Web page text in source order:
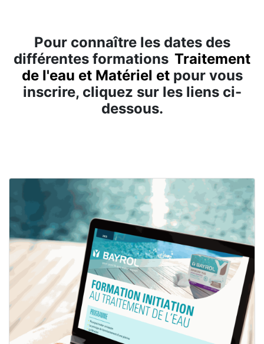
Pour connaître les dates des
différentes formations Traitement
de l'eau et Matériel et pour vous
inscrire, cliquez sur les liens ci-
dessous.